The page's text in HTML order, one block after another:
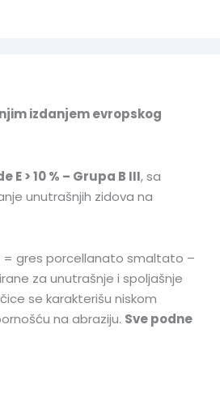
izdanjem evropskog
> 10 % – Grupa B III, sa
unutrašnjih zidova na
= gres porcellanato smaltato –
za unutrašnje i spoljašnje
se karakterišu niskom
na abraziju. Sve podne